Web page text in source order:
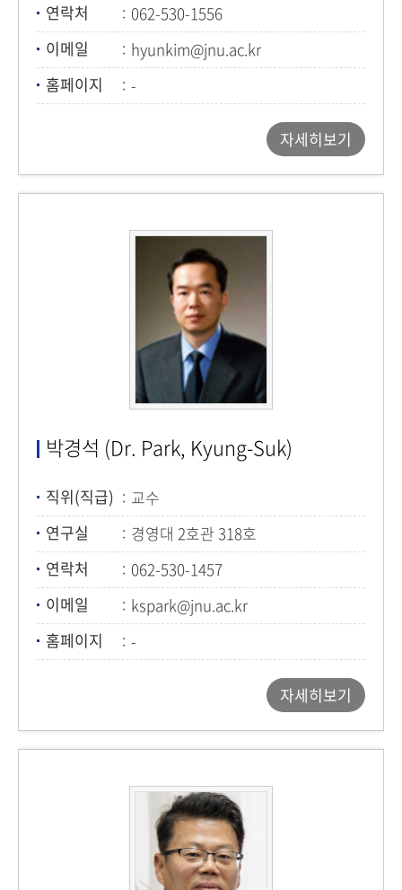
연락처
062-530-1556
이메일
hyunkim@jnu.ac.kr
홈페이지
-
자세히보기
박경석 (Dr. Park, Kyung-Suk)
직위(직급)
교수
연구실
경영대 2호관 318호
연락처
062-530-1457
이메일
kspark@jnu.ac.kr
홈페이지
-
자세히보기